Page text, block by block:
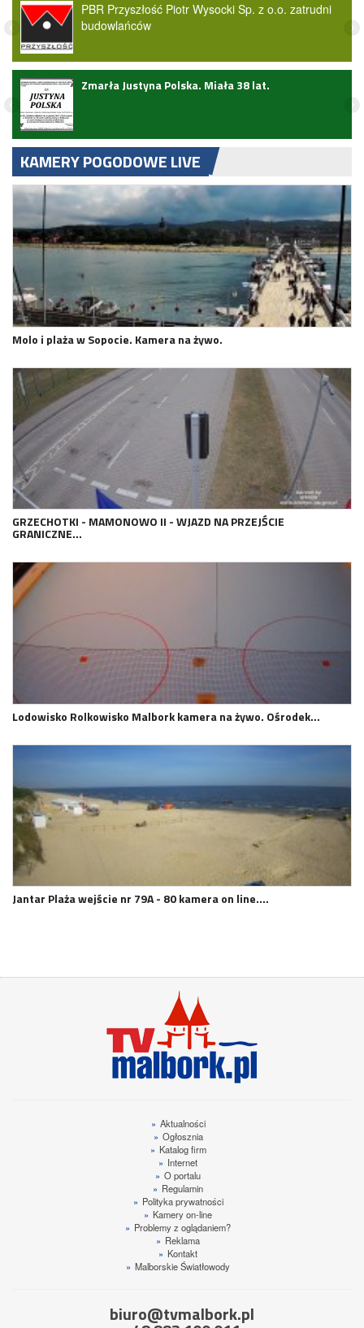
PBR Przyszłość Piotr Wysocki Sp. z o.o. zatrudni
budowlańców
Zmarła Justyna Polska. Miała 38 lat.
KAMERY POGODOWE LIVE
Molo i plaża w Sopocie. Kamera na żywo.
GRZECHOTKI - MAMONOWO II - WJAZD NA PRZEJŚCIE
GRANICZNE…
Lodowisko Rolkowisko Malbork kamera na żywo. Ośrodek…
Jantar Plaża wejście nr 79A - 80 kamera on line.…
» Aktualności
» Ogłosznia
» Katalog firm
» Internet
» O portalu
» Regulamin
» Polityka prywatności
» Kamery on-line
» Problemy z oglądaniem?
» Reklama
» Kontakt
» Malborskie Światłowody
biuro@tvmalbork.pl